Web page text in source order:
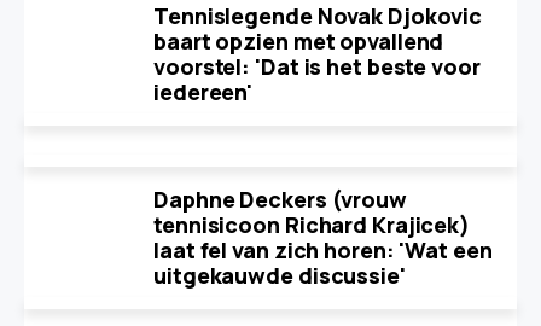
Tennislegende Novak Djokovic
baart opzien met opvallend
voorstel: 'Dat is het beste voor
iedereen'
Daphne Deckers (vrouw
tennisicoon Richard Krajicek)
laat fel van zich horen: 'Wat een
uitgekauwde discussie'